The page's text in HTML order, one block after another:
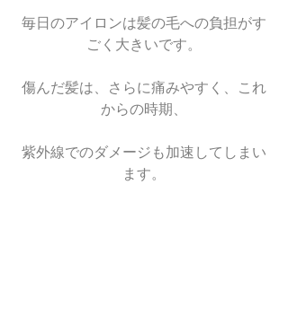
毎日のアイロンは髪の毛への負担がす
ごく大きいです。
傷んだ髪は、さらに痛みやすく、これ
からの時期、
紫外線でのダメージも加速してしまい
ます。